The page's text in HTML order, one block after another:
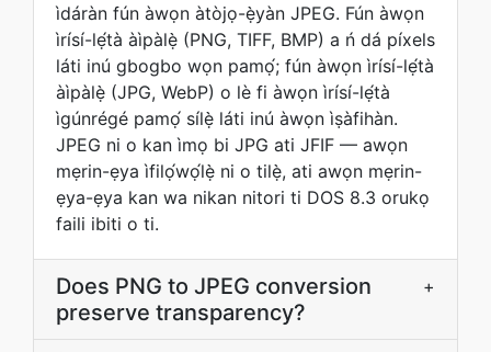
ìdáràn fún àwọn àtòjọ-ẹ̀yàn JPEG. Fún àwọn
ìrísí-lẹ́tà àìpàlẹ̀ (PNG, TIFF, BMP) a ń dá píxels
láti inú gbogbo wọn pamọ́; fún àwọn ìrísí-lẹ́tà
àìpàlẹ̀ (JPG, WebP) o lè fi àwọn ìrísí-lẹ́tà
ìgúnrégé pamọ́ sílẹ̀ láti inú àwọn ìṣàfihàn.
JPEG ni o kan ìmọ bi JPG ati JFIF — awọn
mẹrin-ẹya ìfilọ́wọ́lẹ̀ ni o tilẹ̀, ati awọn mẹrin-
ẹya-ẹya kan wa nikan nitori ti DOS 8.3 orukọ
faili ibiti o ti.
Does PNG to JPEG conversion
preserve transparency?
+